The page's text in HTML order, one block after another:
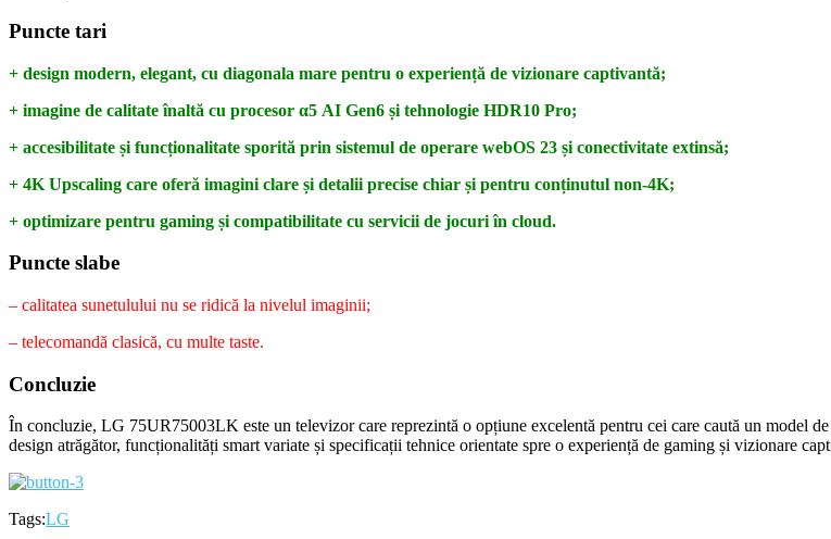
Puncte tari
+ design modern, elegant, cu diagonala mare pentru o experiență de vizionare captivantă;
+ imagine de calitate înaltă cu procesor α5 AI Gen6 și tehnologie HDR10 Pro;
+ accesibilitate și funcționalitate sporită prin sistemul de operare webOS 23 și conectivitate extinsă;
+ 4K Upscaling care oferă imagini clare și detalii precise chiar și pentru conținutul non-4K;
+ optimizare pentru gaming și compatibilitate cu servicii de jocuri în cloud.
Puncte slabe
– calitatea sunetulului nu se ridică la nivelul imaginii;
– telecomandă clasică, cu multe taste.
Concluzie
În concluzie, LG 75UR75003LK este un televizor care reprezintă o opțiune excelentă pentru cei care caută un model
design atrăgător, funcționalități smart variate și specificații tehnice orientate spre o experiență de gaming și vizionare
Tags:LG